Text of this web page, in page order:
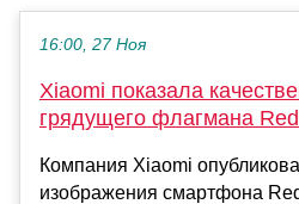
16:00, 27 Ноя
Xiaomi показала
грядущего флагмана
Компания Xiaomi
изображения смартфона